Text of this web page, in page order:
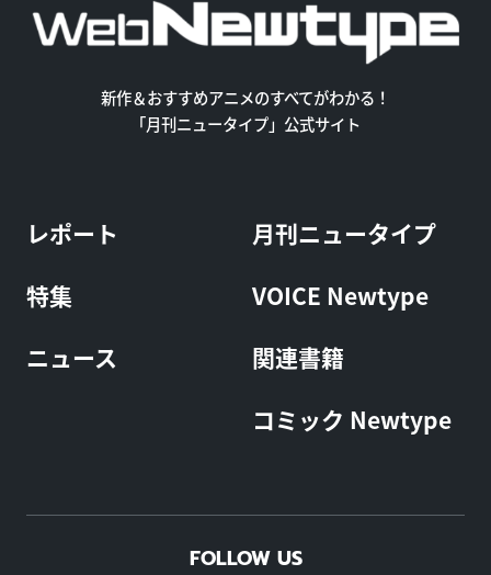
新作＆おすすめアニメのすべてがわかる！
「月刊ニュータイプ」公式サイト
レポート
特集
ニュース
月刊ニュータイプ
VOICE Newtype
関連書籍
コミック Newtype
FOLLOW US